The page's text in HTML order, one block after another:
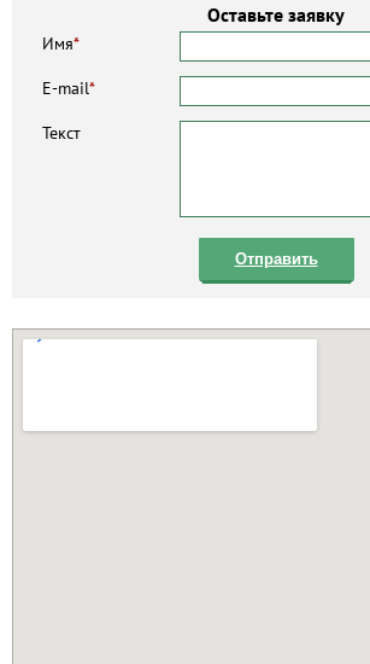
Оставьте заявку
Имя*
E-mail*
Текст
Отправить